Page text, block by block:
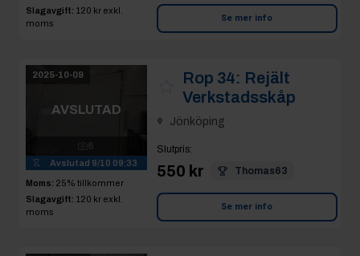
Slagavgift: 120 kr exkl.
moms
Se mer info
2025-10-09
AVSLUTAD
Avslutad 9/10 09:33
Moms: 25% tillkommer
Slagavgift: 120 kr exkl.
moms
Rop 34: Rejält
Verkstadsskåp
Jönköping
Slutpris:
550 kr Thomas63
Se mer info